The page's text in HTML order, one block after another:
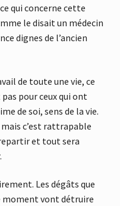
qui concerne cette
le disait un médecin
dignes de l’ancien
de toute une vie, ce
pour ceux qui ont
de soi, sens de la vie.
c’est rattrapable
et tout sera
Les dégâts que
moment vont détruire